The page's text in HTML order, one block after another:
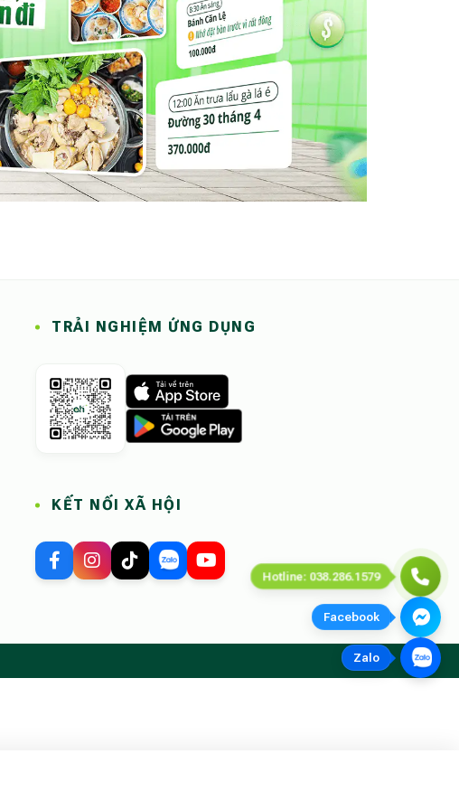
TRẢI NGHIỆM ỨNG DỤNG
KẾT NỐI XÃ HỘI
Hotline: 038.286.1579
Facebook
Zalo